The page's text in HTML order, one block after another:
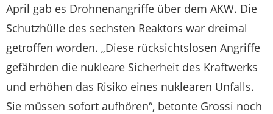
April gab es Drohnenangriffe über dem AKW. Die
Schutzhülle des sechsten Reaktors war dreimal
getroffen worden. „Diese rücksichtslosen Angriffe
gefährden die nukleare Sicherheit des Kraftwerks
und erhöhen das Risiko eines nuklearen Unfalls.
Sie müssen sofort aufhören“, betonte Grossi noch